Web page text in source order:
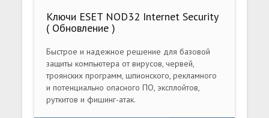
Ключи ESET NOD32 Internet Security
( Обновление )
Быстрое и надежное решение для базовой
защиты компьютера от вирусов, червей,
троянских программ, шпионского, рекламного
и потенциально опасного ПО, эксплойтов,
руткитов и фишинг-атак.